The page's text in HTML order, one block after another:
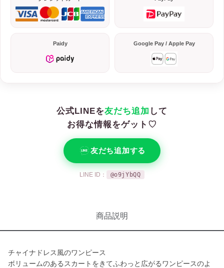
Paidy Google Pay / Apple Pay
公式LINEを友だち追加 して
お得な情報をゲット♡
友だち追加する
LINE ID： @o9jYbQQ
商品説明
チャイナドレス風のワンピース
ボリュームのあるスカートをきてふわっと広がるワンピースのよ